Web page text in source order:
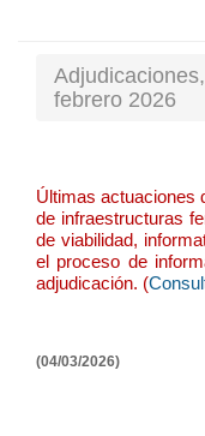
febrero 2026
Últimas actuaciones
de infraestructuras
de viabilidad,
el proceso de
adjudicación. (
(04/03/2026)